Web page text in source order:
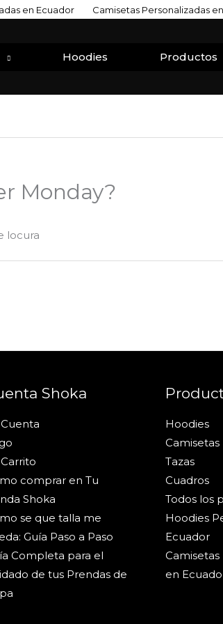
en Ecuador Camisetas Personalizadas
Hoodies Productos
Monday?
locura
Shoka
comprar en Tu
Shoka
se que talla me
Guía Paso a Paso
Completa para el
de tus Prendas de
Hoodies
Camisetas
Tazas
Cuadros
Todos los
Hoodies
Ecuador
Camisetas
en